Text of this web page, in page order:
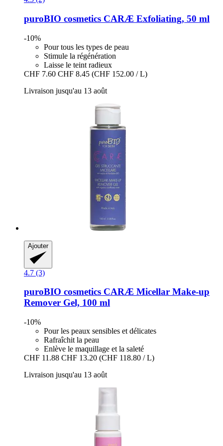
puroBIO cosmetics CARÆ Exfoliating, 50 ml
-10%
Pour tous les types de peau
Stimule la régénération
Laisse le teint radieux
CHF 7.60 CHF 8.45 (CHF 152.00 / L)
Livraison jusqu'au 13 août
Ajouter
4.7 (3)
puroBIO cosmetics CARÆ Micellar Make-​up
Remover Gel, 100 ml
-10%
Pour les peaux sensibles et délicates
Rafraîchit la peau
Enlève le maquillage et la saleté
CHF 11.88 CHF 13.20 (CHF 118.80 / L)
Livraison jusqu'au 13 août